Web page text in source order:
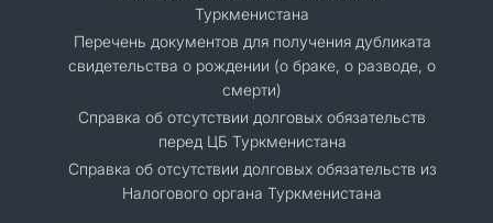
Туркменистана
Перечень документов для получения дубликата
свидетельства о рождении (о браке, о разводе, о
смерти)
Справка об отсутствии долговых обязательств
перед ЦБ Туркменистана
Справка об отсутствии долговых обязательств из
Налогового органа Туркменистана